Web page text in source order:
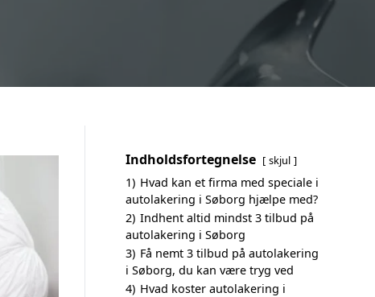
Indholdsfortegnelse skjul
1) Hvad kan et firma med speciale i
autolakering i Søborg hjælpe med?
2) Indhent altid mindst 3 tilbud på
autolakering i Søborg
3) Få nemt 3 tilbud på autolakering
i Søborg, du kan være tryg ved
4) Hvad koster autolakering i